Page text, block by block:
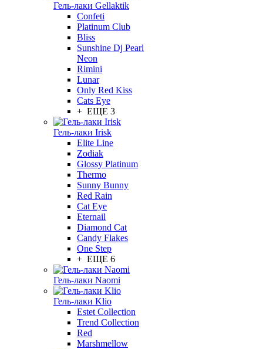
Гель-лаки Gellaktik
Confeti
Platinum Club
Bliss
Sunshine Dj Pearl
Neon
Rimini
Lunar
Only Red Kiss
Cats Eye
+ ЕЩЕ 3
Гель-лаки Irisk
Elite Line
Zodiak
Glossy Platinum
Thermo
Sunny Bunny
Red Rain
Cat Eye
Eternail
Diamond Cat
Candy Flakes
One Step
+ ЕЩЕ 6
Гель-лаки Naomi
Гель-лаки Klio
Estet Collection
Trend Collection
Red
Marshmellow